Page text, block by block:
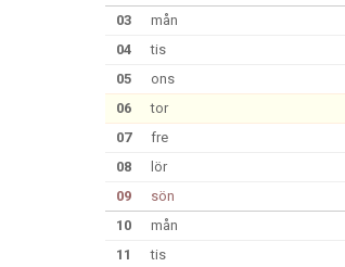
03
mån
04
tis
05
ons
06
tor
07
fre
08
lör
09
sön
10
mån
11
tis